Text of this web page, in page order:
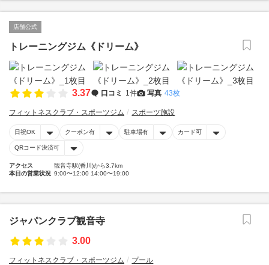
店舗公式
トレーニングジム《ドリーム》
3.37 口コミ 1件 写真 43枚
フィットネスクラブ・スポーツジム スポーツ施設
日祝OK クーポン有 駐車場有 カード可
QRコード決済可
アクセス
観音寺駅(香川)から3.7km
本日の営業状況 9:00〜12:00 14:00〜19:00
ジャパンクラブ観音寺
3.00
フィットネスクラブ・スポーツジム プール